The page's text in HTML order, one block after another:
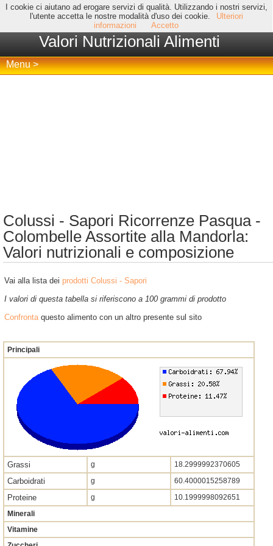
I cookie ci aiutano ad erogare servizi di qualità. Utilizzando i nostri servizi,
l'utente accetta le nostre modalità d'uso dei cookie.
Ulteriori
informazioni
Accetto
Valori Nutrizionali Alimenti
Menu >
Colussi - Sapori Ricorrenze Pasqua -
Colombelle Assortite alla Mandorla:
Valori nutrizionali e composizione
Vai alla lista dei prodotti Colussi - Sapori
I valori di questa tabella si riferiscono a 100 grammi di prodotto
Confrontaquesto alimento con un altro presente sul sito
Principali
Grassi g 18.2999992370605
Carboidrati g 60.4000015258789
Proteine g
10.1999998092651
Minerali
Vitamine